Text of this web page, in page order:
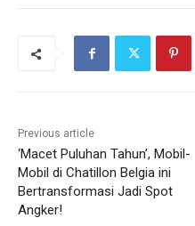
Previous article
‘Macet Puluhan Tahun’, Mobil-
Mobil di Chatillon Belgia ini
Bertransformasi Jadi Spot
Angker!